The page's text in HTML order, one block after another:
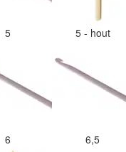
5 5 - hout
6 6,5